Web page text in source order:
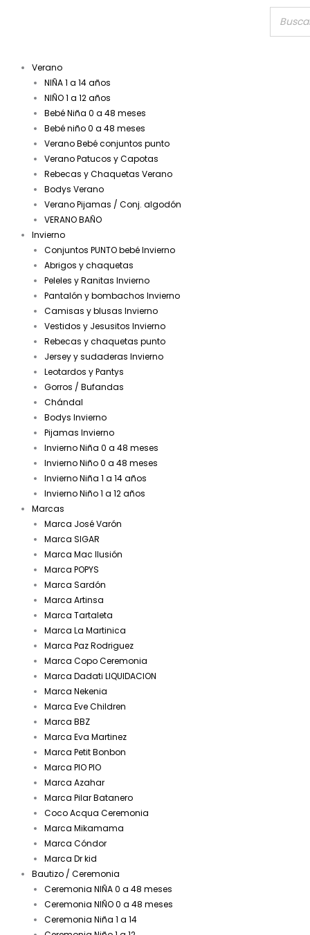
Verano
NIÑA 1 a 14 años
NIÑO 1 a 12 años
Bebé Niña 0 a 48 meses
Bebé niño 0 a 48 meses
Verano Bebé conjuntos punto
Verano Patucos y Capotas
Rebecas y Chaquetas Verano
Bodys Verano
Verano Pijamas / Conj. algodón
VERANO BAÑO
Invierno
Conjuntos PUNTO bebé Invierno
Abrigos y chaquetas
Peleles y Ranitas Invierno
Pantalón y bombachos Invierno
Camisas y blusas Invierno
Vestidos y Jesusitos Invierno
Rebecas y chaquetas punto
Jersey y sudaderas Invierno
Leotardos y Pantys
Gorros / Bufandas
Chándal
Bodys Invierno
Pijamas Invierno
Invierno Niña 0 a 48 meses
Invierno Niño 0 a 48 meses
Invierno Niña 1 a 14 años
Invierno Niño 1 a 12 años
Marcas
Marca José Varón
Marca SIGAR
Marca Mac Ilusión
Marca POPYS
Marca Sardón
Marca Artinsa
Marca Tartaleta
Marca La Martinica
Marca Paz Rodriguez
Marca Copo Ceremonia
Marca Dadati LIQUIDACION
Marca Nekenia
Marca Eve Children
Marca BBZ
Marca Eva Martinez
Marca Petit Bonbon
Marca PIO PIO
Marca Azahar
Marca Pilar Batanero
Coco Acqua Ceremonia
Marca Mikamama
Marca Cóndor
Marca Dr kid
Bautizo / Ceremonia
Ceremonia NIÑA 0 a 48 meses
Ceremonia NIÑO 0 a 48 meses
Ceremonia Niña 1 a 14